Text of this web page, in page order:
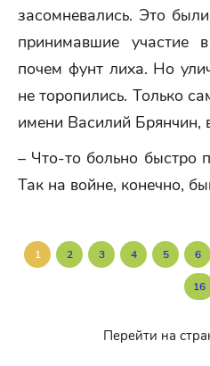
засомневались. Это
принимавшие участие
почем фунт лиха. Но
не торопились. Только
имени Василий Брянчин,
– Что-то больно быстро
Так на войне, конечно,
1 2 3 4 5 6
16
Перейти на